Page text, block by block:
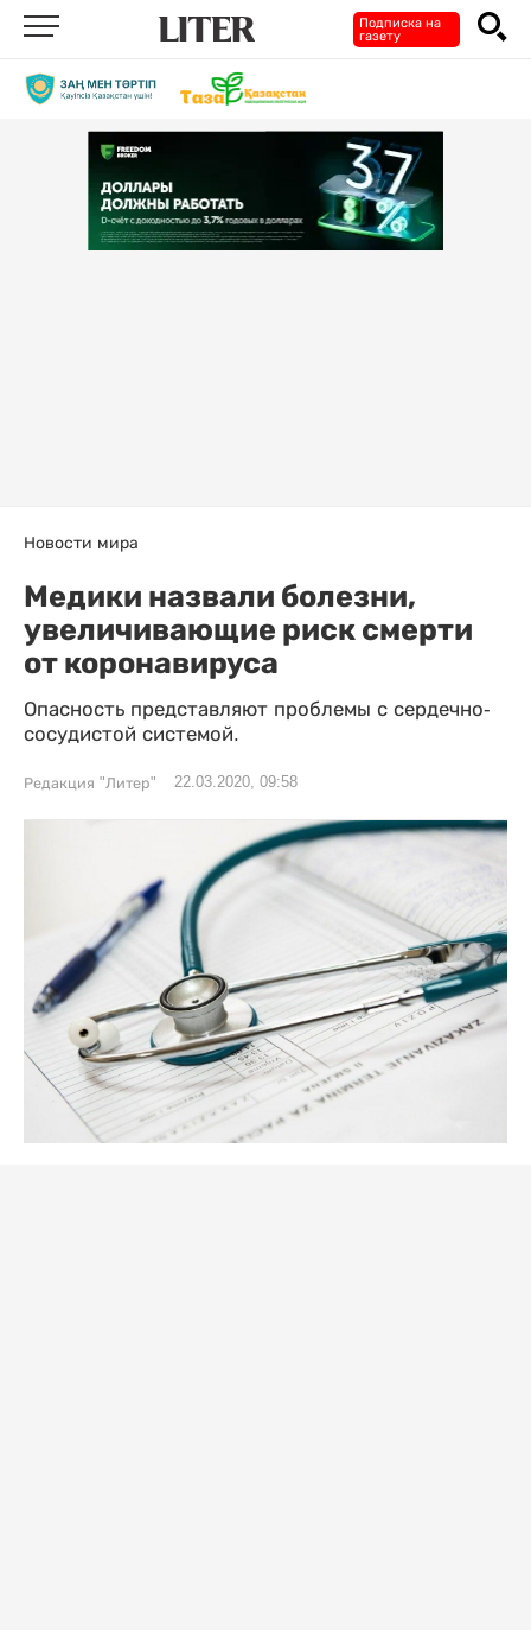
Подписка на
газету
Новости мира
Медики назвали болезни,
увеличивающие риск смерти
от коронавируса
Опасность представляют проблемы с сердечно-
сосудистой системой.
Редакция "Литер" 22.03.2020, 09:58